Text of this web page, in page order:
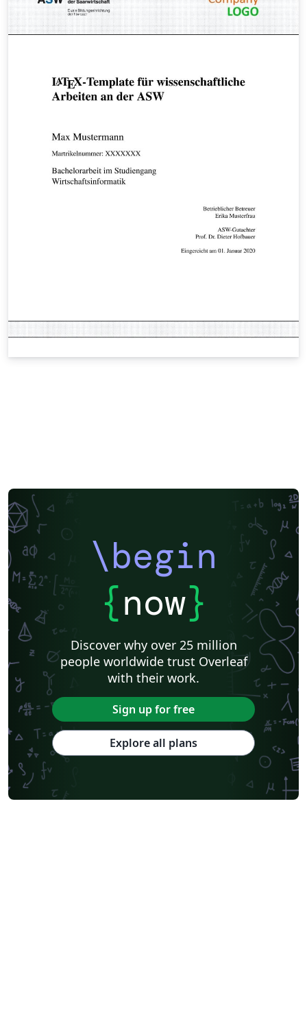
\begin
{now}
Discover why over 25 million
people worldwide trust Overleaf
with their work.
Sign up for free
Explore all plans